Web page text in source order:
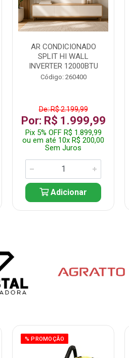
AR CONDICIONADO
SPLIT HI WALL
INVERTER 12000BTU
Código: 260400
De: R$ 2.199,99
Por: R$ 1.999,99
Pix 5% OFF R$ 1.899,99
ou em até 10x R$ 200,00
Sem Juros
Adicionar
% PROMOÇÃO